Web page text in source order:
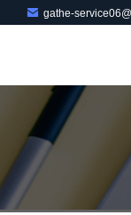
gathe-